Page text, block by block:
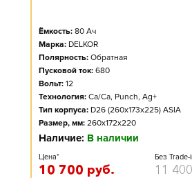
Ёмкость: 80 Ач
Марка: DELKOR
Полярность: Обратная
Пусковой ток: 680
Вольт: 12
Технология: Ca/Ca, Punch, Ag+
Тип корпуса: D26 (260x173x225) ASIA
Размер, мм: 260x172x220
Наличие: В наличии
Цена*
10 700 руб.
Без Trade-
11 400